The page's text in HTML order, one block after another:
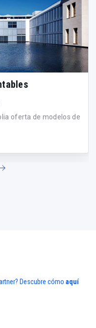
oferta de modelos de
Descubre cómo aquí